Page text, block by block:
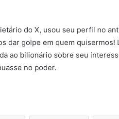
do X, usou seu perfil no
dar golpe em quem quisermos!
ao bilionário sobre seu
no poder.